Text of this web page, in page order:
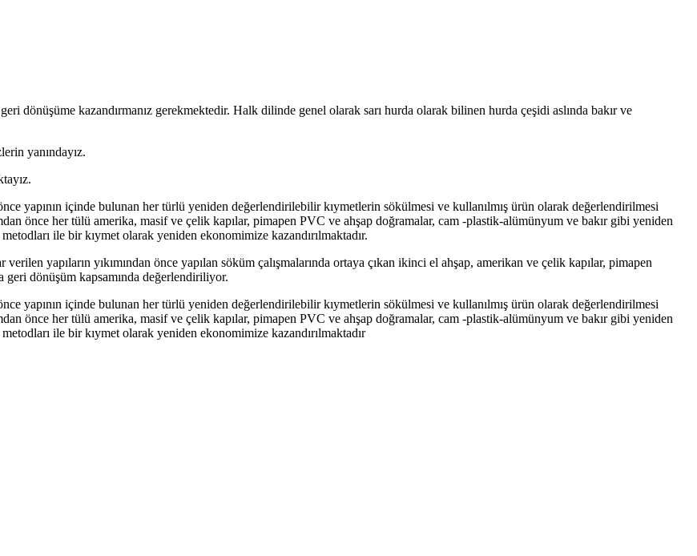
dönüşüme kazandırmanız gerekmektedir. Halk dilinde genel olarak sarı hurda olarak bilinen hurda çeşidi aslında bakır ve
yanındayız.
önce yapının içinde bulunan her türlü yeniden değerlendirilebilir kıymetlerin sökülmesi ve kullanılmış ürün olarak değerlendirilmesi
önce her tülü amerika, masif ve çelik kapılar, pimapen PVC ve ahşap doğramalar, cam -plastik-alümünyum ve bakır gibi yeniden
ile bir kıymet olarak yeniden ekonomimize kazandırılmaktadır.
yapıların yıkımından önce yapılan söküm çalışmalarında ortaya çıkan ikinci el ahşap, amerikan ve çelik kapılar, pimapen
dönüşüm kapsamında değerlendiriliyor.
önce yapının içinde bulunan her türlü yeniden değerlendirilebilir kıymetlerin sökülmesi ve kullanılmış ürün olarak değerlendirilmesi
önce her tülü amerika, masif ve çelik kapılar, pimapen PVC ve ahşap doğramalar, cam -plastik-alümünyum ve bakır gibi yeniden
ile bir kıymet olarak yeniden ekonomimize kazandırılmaktadır